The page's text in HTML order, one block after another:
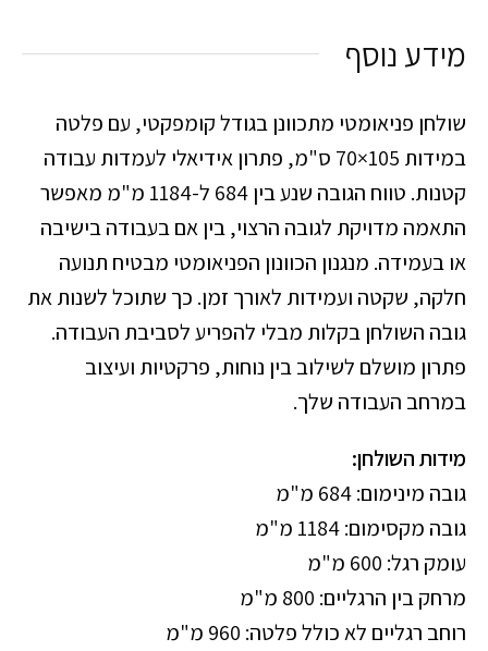
מידע נוסף
שולחן פניאומטי מתכוונן בגודל קומפקטי, עם פלטה
במידות 105×70 ס"מ, פתרון אידיאלי לעמדות עבודה
קטנות. טווח הגובה שנע בין 684 ל-1184 מ"מ מאפשר
התאמה מדויקת לגובה הרצוי, בין אם בעבודה בישיבה
או בעמידה. מנגנון הכוונון הפניאומטי מבטיח תנועה
חלקה, שקטה ועמידות לאורך זמן. כך שתוכל לשנות את
גובה השולחן בקלות מבלי להפריע לסביבת העבודה.
פתרון מושלם לשילוב בין נוחות, פרקטיות ועיצוב
במרחב העבודה שלך.
מידות השולחן:
גובה מינימום: 684 מ"מ
גובה מקסימום: 1184 מ"מ
עומק רגל: 600 מ"מ
מרחק בין הרגליים: 800 מ"מ
רוחב רגליים לא כולל פלטה: 960 מ"מ